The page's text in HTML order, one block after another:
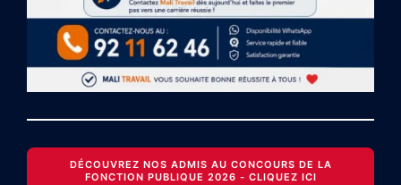
DÉCOUVREZ NOS ADMIS AU CONCOURS DE LA
FONCTION PUBLIQUE 2026 - CLIQUEZ ICI